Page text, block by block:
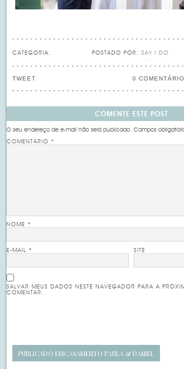
CATEGORIA: POSTADO POR: SAY I DO
0
TWEET
COMENTE ESTE POST
O seu endereço de e-mail não será publicado. Campos
COMENTÁRIO*
NOME*
E-MAIL* SITE
SALVAR MEUS DADOS NESTE NAVEGADOR PARA A
COMENTAR.
PUBLICADO EMCASAMENTO PAULA & DANIEL